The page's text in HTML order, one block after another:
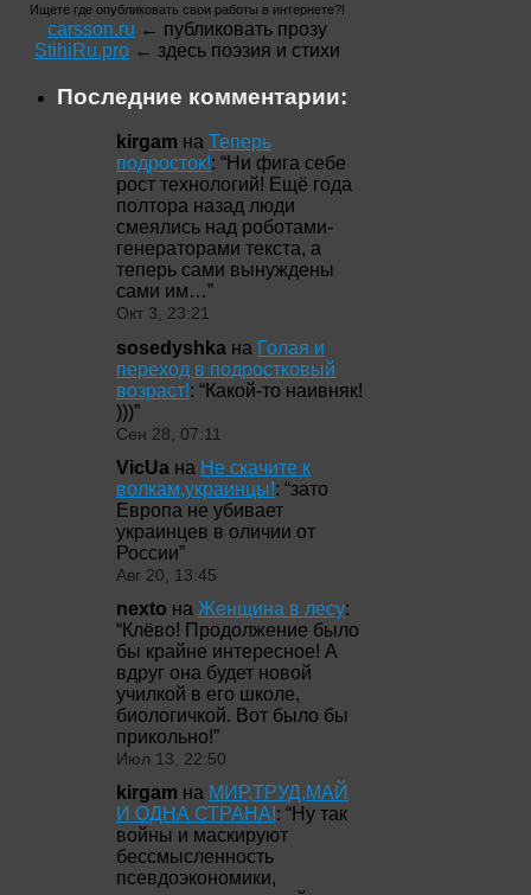
Ищете где опубликовать свои работы в интернете?!
carsson.ru ← публиковать прозу
StihiRu.pro ← здесь поэзия и стихи
Последние комментарии:
kirgam на Теперь
подросток!: “Ни фига себе
рост технологий! Ещё года
полтора назад люди
смеялись над роботами-
генераторами текста, а
теперь сами вынуждены
сами им…”
Окт 3, 23:21
sosedyshka на Голая и
переход в подростковый
возраст!: “Какой-то наивняк!
)))”
Сен 28, 07:11
VicUa на Не скачите к
волкам,украинцы!: “зато
Европа не убивает
украинцев в оличии от
России”
Авг 20, 13:45
nexto на Женщина в лесу:
“Клёво! Продолжение было
бы крайне интересное! А
вдруг она будет новой
училкой в его школе,
биологичкой. Вот было бы
прикольно!”
Июл 13, 22:50
kirgam на МИР,ТРУД,МАЙ
И ОДНА СТРАНА!: “Ну так
войны и маскируют
бессмысленность
псевдоэкономики,